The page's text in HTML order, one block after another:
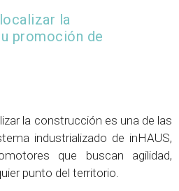
la
promoción de
la construcción es una de las
industrializado de inHAUS,
que buscan agilidad,
punto del territorio.